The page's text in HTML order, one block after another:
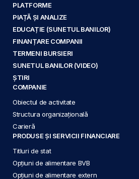
PLATFORME
PIAȚĂ ȘI ANALIZE
EDUCAȚIE (SUNETUL BANILOR)
FINANȚARE COMPANII
TERMENI BURSIERI
SUNETUL BANILOR (VIDEO)
ȘTIRI
COMPANIE
Obiectul de activitate
Structura organizațională
Carieră
PRODUSE ȘI SERVICII FINANCIARE
Titluri de stat
Opțiuni de alimentare BVB
Opțiuni de alimentare extern